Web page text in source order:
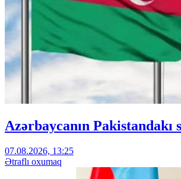
Azərbaycanın Pakistandakı
07.08.2026, 13:25
Ətraflı oxumaq